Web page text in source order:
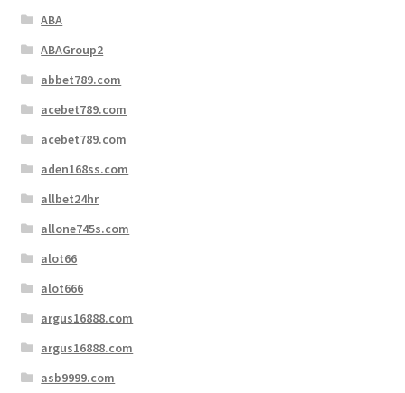
ABA
ABAGroup2
abbet789.com
acebet789.com
acebet789.com
aden168ss.com
allbet24hr
allone745s.com
alot66
alot666
argus16888.com
argus16888.com
asb9999.com